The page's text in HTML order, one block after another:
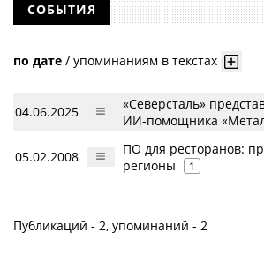
СОБЫТИЯ
по дате / упоминаниям в текстах
04.06.2025
«Северсталь»
ИИ-помощника
05.02.2008
ПО для ресторанов:
регионы
1
Публикаций - 2, упоминаний - 2